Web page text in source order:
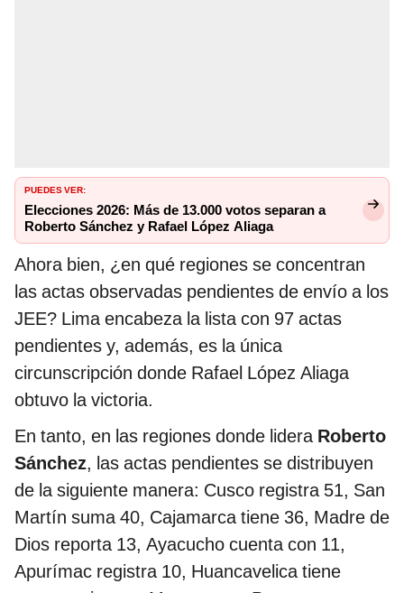
PUEDES VER:
Elecciones 2026: Más de 13.000 votos separan a
Roberto Sánchez y Rafael López Aliaga
Ahora bien, ¿en qué regiones se concentran
las actas observadas pendientes de envío a los
JEE? Lima encabeza la lista con 97 actas
pendientes y, además, es la única
circunscripción donde Rafael López Aliaga
obtuvo la victoria.
En tanto, en las regiones donde lidera Roberto
Sánchez, las actas pendientes se distribuyen
de la siguiente manera: Cusco registra 51, San
Martín suma 40, Cajamarca tiene 36, Madre de
Dios reporta 13, Ayacucho cuenta con 11,
Apurímac registra 10, Huancavelica tiene